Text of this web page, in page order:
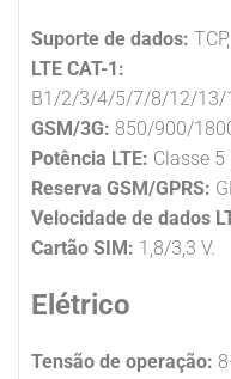
Suporte de dados:
LTE CAT-1:
B1/2/3/4/5/7/8/12/
GSM/3G: 850/900/
Potência LTE: Classe 5
Reserva GSM/GPRS:
Velocidade de dados
Cartão SIM: 1,8/3,3 V.
Elétrico
Tensão de operação: